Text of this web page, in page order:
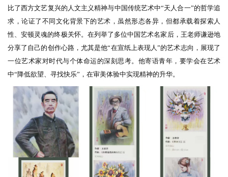
比了西方文艺复兴的人文主义精神与中国传统艺术中“天人合一”的哲学追
求，论证了不同文化背景下的艺术，虽然形态各异，但都承载着探索人
性、安顿灵魂的终极关怀。在列举了多位中国艺术名家后，王老师谦逊地
分享了自己的创作心路，尤其是他“在宣纸上表现人”的艺术志向，展现了
一位艺术家对时代与个体命运的深刻思考。他寄语青年，要学会在艺术
中“降低欲望、寻找快乐”，在审美体验中实现精神的升华。